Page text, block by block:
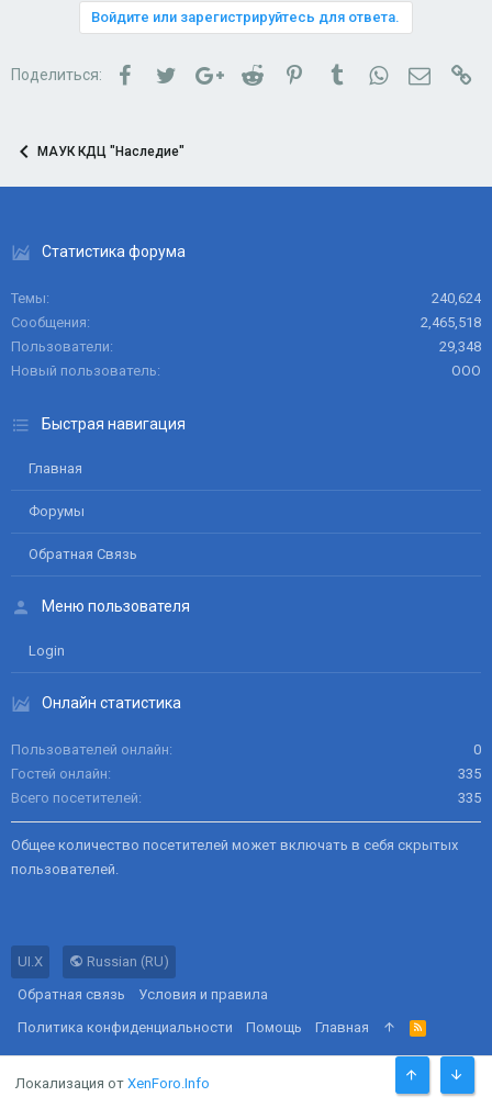
Войдите или зарегистрируйтесь для ответа.
Поделиться: FacebookTwitterGoogle+Reddit PinterestTumblrWhatsApp
МАУК КДЦ "Наследие"
Статистика форума
Темы
240,624
Сообщения
2,465,518
Пользователи
29,348
Новый пользователь
ООО
Быстрая навигация
Главная
Форумы
Обратная Связь
Меню пользователя
Login
Онлайн статистика
Пользователей онлайн
0
Гостей онлайн
335
Всего посетителей
335
Общее количество посетителей может включать в себя скрытых
пользователей.
UI.X
Russian (RU)
Обратная связь
Условия и правила
Политика конфиденциальности
Помощь Главная
R
S
S
Локализация от XenForo.Info СВЕРХУ